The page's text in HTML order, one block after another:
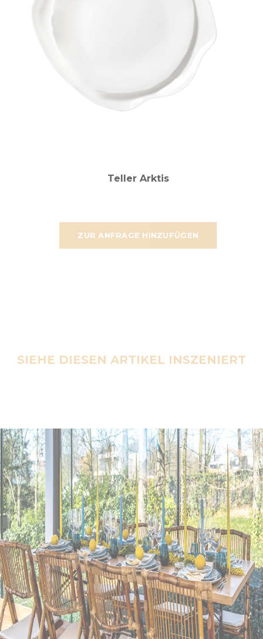
ZUR ANFRAGE HINZUFÜGEN
Teller Arktis
SIEHE DIESEN ARTIKEL INSZENIERT